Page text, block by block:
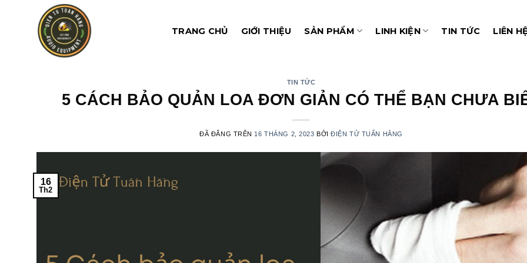
TRANG CHỦ GIỚI THIỆU SẢN PHẨM LINH KIỆN TIN TỨC LIÊN
TIN TỨC
5 CÁCH BẢO QUẢN LOA ĐƠN GIẢN CÓ THỂ BẠN CHƯA
ĐÃ ĐĂNG TRÊN 16 THÁNG 2, 2023 BỞIĐIỆN TỬ TUẤN HẰNG
16
Th2